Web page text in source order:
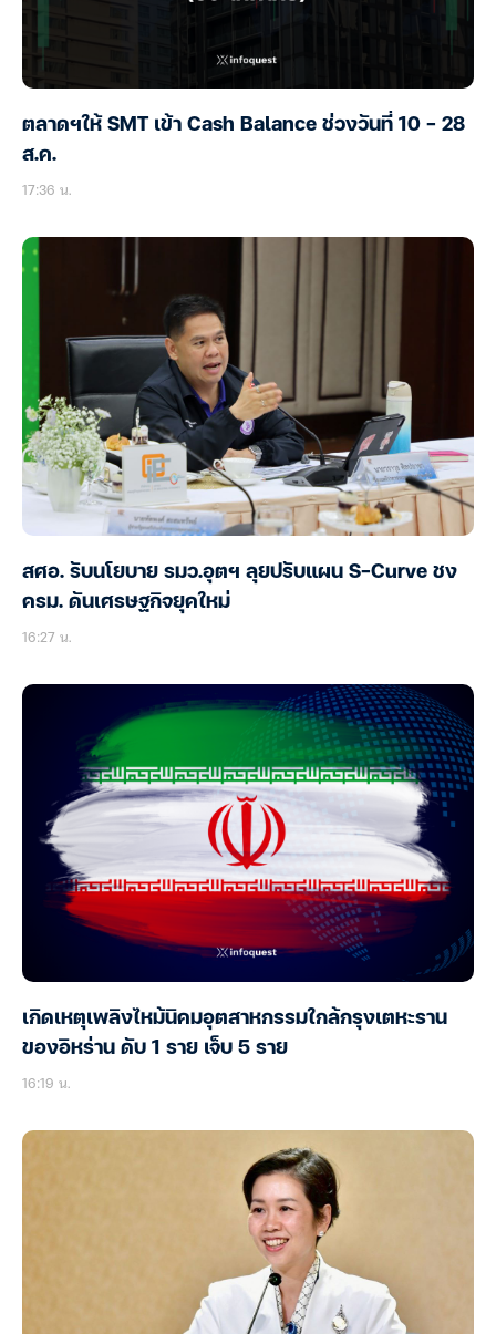
ตลาดฯให้ SMT เข้า Cash Balance ช่วงวันที่ 10 – 28
ส.ค.
17:36 น.
สศอ. รับนโยบาย รมว.อุตฯ ลุยปรับแผน S-Curve ชง
ครม. ดันเศรษฐกิจยุคใหม่
16:27 น.
เกิดเหตุเพลิงไหม้นิคมอุตสาหกรรมใกล้กรุงเตหะราน
ของอิหร่าน ดับ 1 ราย เจ็บ 5 ราย
16:19 น.